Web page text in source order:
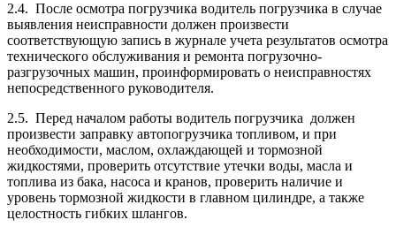
2.4. После осмотра погрузчика водитель погрузчика в случае
выявления неисправности должен произвести
соответствующую запись в журнале учета результатов осмотра
технического обслуживания и ремонта погрузочно-
разгрузочных машин, проинформировать о неисправностях
непосредственного руководителя.
2.5. Перед началом работы водитель погрузчика должен
произвести заправку автопогрузчика топливом, и при
необходимости, маслом, охлаждающей и тормозной
жидкостями, проверить отсутствие утечки воды, масла и
топлива из бака, насоса и кранов, проверить наличие и
уровень тормозной жидкости в главном цилиндре, а также
целостность гибких шлангов.